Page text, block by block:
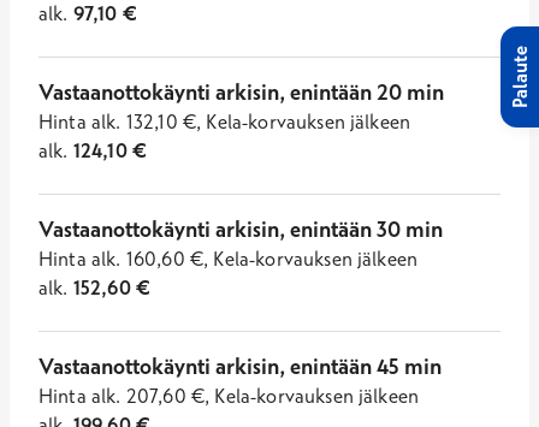
alk. 97,10 €
Vastaanottokäynti arkisin, enintään 20 min
Hinta alk. 132,10 €, Kela-korvauksen jälkeen
alk. 124,10€
Vastaanottokäynti arkisin, enintään 30 min
Hinta alk. 160,60 €, Kela-korvauksen jälkeen
alk. 152,60€
Vastaanottokäynti arkisin, enintään 45 min
Hinta alk. 207,60 €, Kela-korvauksen jälkeen
Palaute